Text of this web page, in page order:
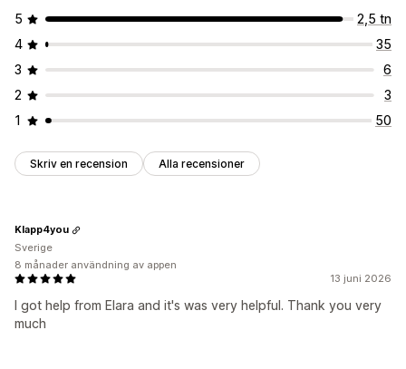
5
2,5 tn
4
35
3
6
2
3
1
50
Skriv en recension Alla recensioner
13 juni 2026
I got help from Elara and it's was very helpful. Thank you very
much
Klapp4you
Sverige
8 månader användning av appen